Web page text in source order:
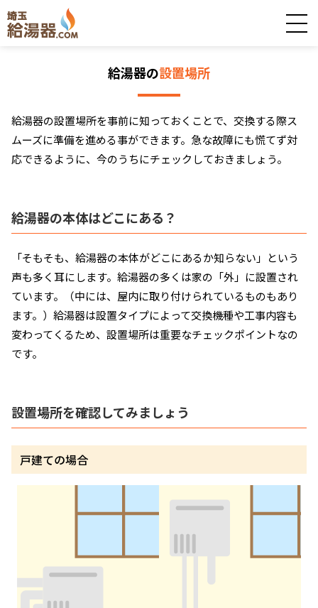
給湯器の設置場所
給湯器の設置場所を事前に知っておくことで、交換する際ス
ムーズに準備を進める事ができます。急な故障にも慌てず対
応できるように、今のうちにチェックしておきましょう。
給湯器の本体はどこにある？
「そもそも、給湯器の本体がどこにあるか知らない」という
声も多く耳にします。給湯器の多くは家の「外」に設置され
ています。（中には、屋内に取り付けられているものもあり
ます。）給湯器は設置タイプによって交換機種や工事内容も
変わってくるため、設置場所は重要なチェックポイントなの
です。
設置場所を確認してみましょう
戸建ての場合